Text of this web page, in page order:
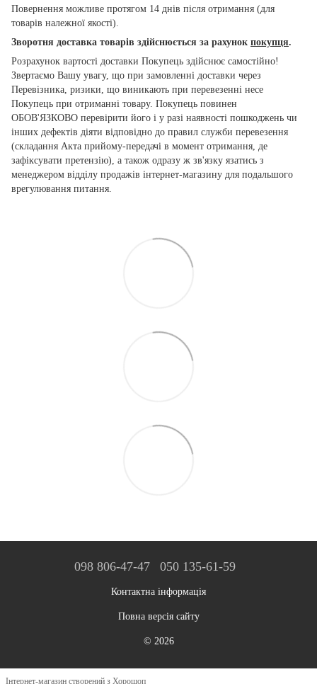
Повернення можливе протягом 14 днів після отримання (для
товарів належної якості).
Зворотня доставка товарів здійснюється за рахунок покупця.
Розрахунок вартості доставки Покупець здійснює самостійно!
Звертаємо Вашу увагу, що при замовленні доставки через
Перевізника, ризики, що виникають при перевезенні несе
Покупець при отриманні товару. Покупець повинен
ОБОВ'ЯЗКОВО перевірити його і у разі наявності пошкоджень чи
інших дефектів діяти відповідно до правил служби перевезення
(складання Акта прийому-передачі в момент отримання, де
зафіксувати претензію), а також одразу ж зв'язку язатись з
менеджером відділу продажів інтернет-магазину для подальшого
врегулювання питання.
098 806-47-47 050 135-61-59
Контактна інформація
Повна версія сайту
© 2026
Інтернет-магазин створений з Хорошоп